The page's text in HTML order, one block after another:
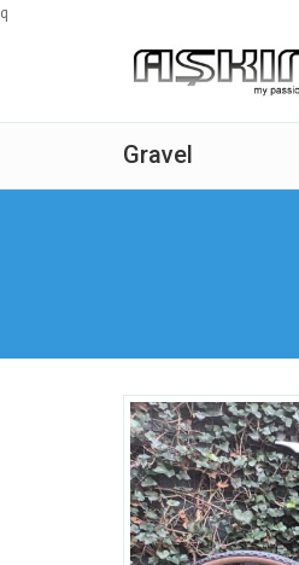
q
Gravel